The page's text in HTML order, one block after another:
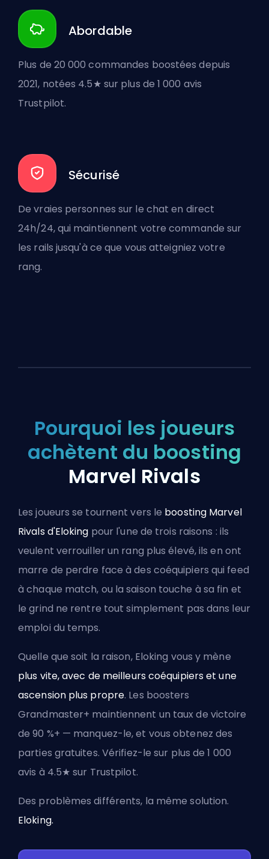
Abordable
Plus de 20 000 commandes boostées depuis
2021, notées 4.5★ sur plus de 1 000 avis
Trustpilot.
Sécurisé
De vraies personnes sur le chat en direct
24h/24, qui maintiennent votre commande sur
les rails jusqu'à ce que vous atteigniez votre
rang.
Pourquoi les joueurs
achètent du boosting
Marvel Rivals
Les joueurs se tournent vers le boosting Marvel
Rivals d'Eloking pour l'une de trois raisons : ils
veulent verrouiller un rang plus élevé, ils en ont
marre de perdre face à des coéquipiers qui feed
à chaque match, ou la saison touche à sa fin et
le grind ne rentre tout simplement pas dans leur
emploi du temps.
Quelle que soit la raison, Eloking vous y mène
plus vite, avec de meilleurs coéquipiers et une
ascension plus propre. Les boosters
Grandmaster+ maintiennent un taux de victoire
de 90 %+ — manquez-le, et vous obtenez des
parties gratuites. Vérifiez-le sur plus de 1 000
avis à 4.5★ sur Trustpilot.
Des problèmes différents, la même solution.
Eloking.